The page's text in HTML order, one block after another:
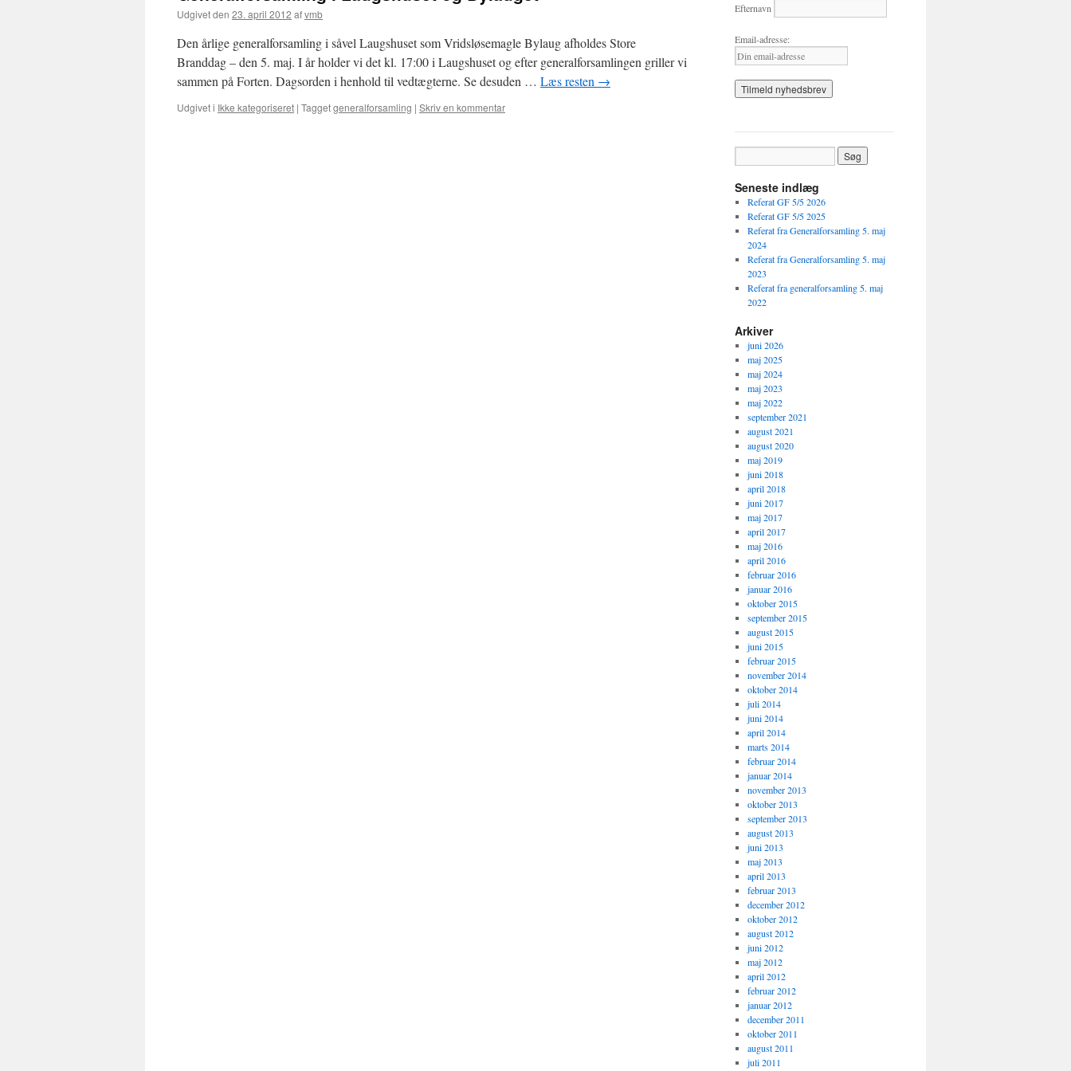
Udgivet den 23. april 2012 afvmb
Den årlige generalforsamling i såvel Laugshuset som Vridsløsemagle Bylaug afholdes Store
Branddag – den 5. maj. I år holder vi det kl. 17:00 i Laugshuset og efter generalforsamlingen griller vi
sammen på Forten. Dagsorden i henhold til vedtægterne. Se desuden … Læs resten →
Udgivet i Ikke kategoriseret | Taggetgeneralforsamling | Skriv en kommentar
Efternavn
Email-adresse:
Seneste indlæg
Referat GF 5/5 2026
Referat GF 5/5 2025
Referat fra Generalforsamling 5. maj
2024
Referat fra Generalforsamling 5. maj
2023
Referat fra generalforsamling 5. maj
2022
Arkiver
juni 2026
maj 2025
maj 2024
maj 2023
maj 2022
september 2021
august 2021
august 2020
maj 2019
juni 2018
april 2018
juni 2017
maj 2017
april 2017
maj 2016
april 2016
februar 2016
januar 2016
oktober 2015
september 2015
august 2015
juni 2015
februar 2015
november 2014
oktober 2014
juli 2014
juni 2014
april 2014
marts 2014
februar 2014
januar 2014
november 2013
oktober 2013
september 2013
august 2013
juni 2013
maj 2013
april 2013
februar 2013
december 2012
oktober 2012
august 2012
juni 2012
maj 2012
april 2012
februar 2012
januar 2012
december 2011
oktober 2011
august 2011
juli 2011